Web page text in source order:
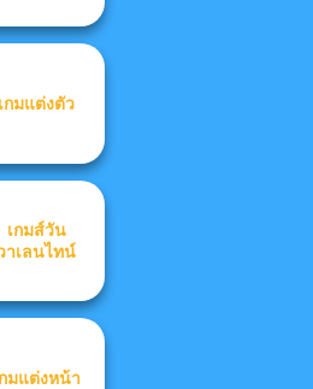
เกมแต่งตัว
เกมส์วัน
าเลนไทน์
มแต่งหน้า